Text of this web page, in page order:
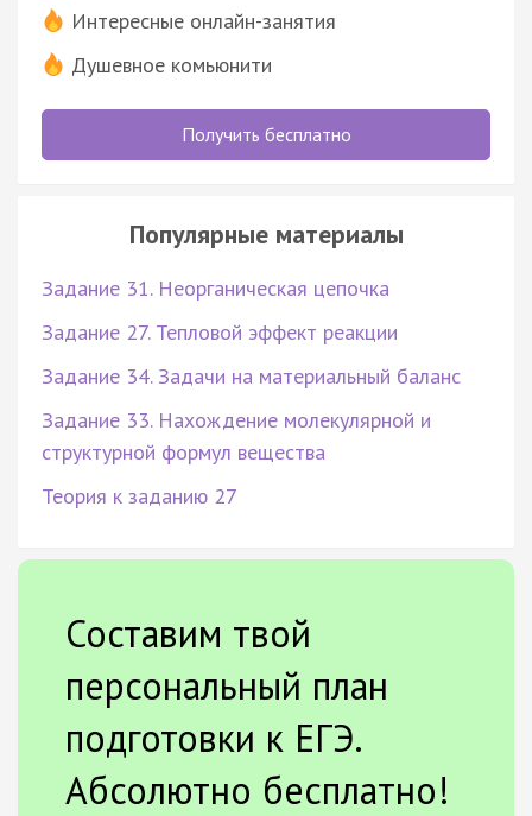
Интересные онлайн-занятия
Душевное комьюнити
Получить бесплатно
Популярные материалы
Задание 31. Неорганическая цепочка
Задание 27. Тепловой эффект реакции
Задание 34. Задачи на материальный баланс
Задание 33. Нахождение молекулярной и
структурной формул вещества
Теория к заданию 27
Составим твой
персональный план
подготовки к ЕГЭ.
Абсолютно бесплатно!